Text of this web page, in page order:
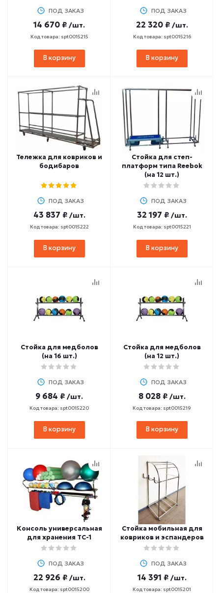
ПОД ЗАКАЗ
14 670 ₽ /шт.
Код товара: spt0015215
В корзину
ПОД ЗАКАЗ
22 320 ₽ /шт.
Код товара: spt0015216
В корзину
Тележка для ковриков и
бодибаров
ПОД ЗАКАЗ
43 837 ₽ /шт.
Код товара: spt0015222
В корзину
Стойка для степ-
платформ типа Reebok
(на 12 шт.)
ПОД ЗАКАЗ
32 197 ₽ /шт.
Код товара: spt0015221
В корзину
Стойка для медболов
(на 16 шт.)
ПОД ЗАКАЗ
9 684 ₽ /шт.
Код товара: spt0015220
В корзину
Стойка для медболов
(на 12 шт.)
ПОД ЗАКАЗ
8 028 ₽ /шт.
Код товара: spt0015219
В корзину
Консоль универсальная
для хранения ТС-1
ПОД ЗАКАЗ
22 926 ₽ /шт.
Код товара: spt0015200
Стойка мобильная для
ковриков и эспандеров
ПОД ЗАКАЗ
14 391 ₽ /шт.
Код товара: spt0015201